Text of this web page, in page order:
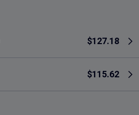
$127.18
$115.62